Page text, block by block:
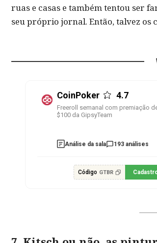
ruas e casas e também tentou ser
seu próprio jornal. Então, talvez os
CoinPoker 4.7
Freeroll semanal com premiação
$100 da GipsyTeam
Análise da sala 193 análises
Código GTBR